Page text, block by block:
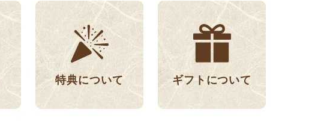
特典について ギフトについて